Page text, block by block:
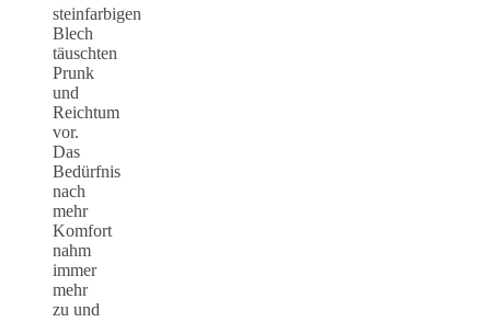
steinfarbigen
Blech
täuschten
Prunk
und
Reichtum
vor.
Das
Bedürfnis
nach
mehr
Komfort
nahm
immer
mehr
zu und